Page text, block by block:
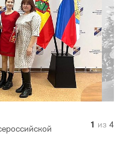
1 из 4
2 из 4
3 из 4
4 из 4